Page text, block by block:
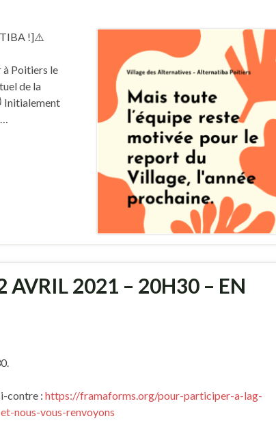
!]⚠️
à Poitiers le
de la
Initialement
AVRIL 2021 – 20H30 – EN
contre : https://framaforms.org/pour-participer-a-lag-
nous-vous-renvoyons